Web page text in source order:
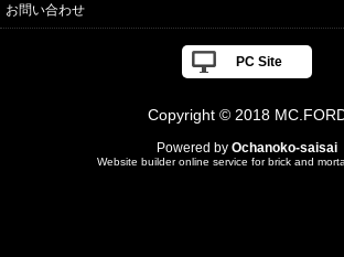
お問い合わせ
PC Site
Copyright © 2018
Powered by Ochanoko-saisai
Website builder online service for brick and